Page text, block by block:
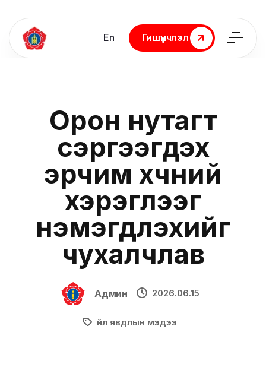
En
Гишүүнчлэл
Гишүүнчлэл
Орон нутагт
сэргээгдэх
эрчим хүчний
хэрэглээг
нэмэгдүүлэхийг
чухалчлав
Админ 2026.06.15
Үйл явдлын мэдээ